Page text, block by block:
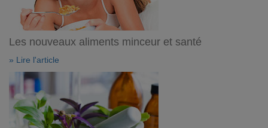
Les nouveaux aliments minceur et santé
» Lire l'article